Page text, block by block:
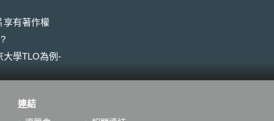
路
為公
機制
議
：公
定期
點採
善
號 LP5 940025 ），明訂投標的廠商
要提供符合「基本中文化實用性測試
件、文書處理等功能）的 Linux 作業
型電腦出貨都必須採雙作業系統（
享有著作權
大學TLO為例-
連結